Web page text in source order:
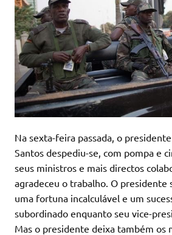
Na sexta-feira passada, o
Santos despediu-se, com pompa e
seus ministros e mais directos
agradeceu o trabalho. O presidente
uma fortuna incalculável e um
subordinado enquanto seu vice-
Mas o presidente deixa também os